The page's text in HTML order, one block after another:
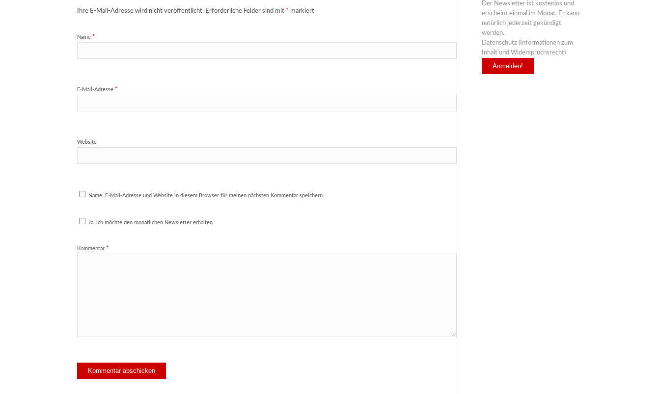
Ihre E-Mail-Adresse wird nicht veröffentlicht. Erforderliche Felder sind mit * markiert
Name *
E-Mail-Adresse *
Website
Name, E-Mail-Adresse und Website in diesem Browser für meinen nächsten Kommentar speichern.
Ja, ich möchte den monatlichen Newsletter erhalten
Kommentar *
Der Newsletter ist kostenlos und
erscheint einmal im Monat. Er kann
natürlich jederzeit gekündigt
werden.
Datenschutz (Informationen zum
Inhalt und Widerspruchsrecht)